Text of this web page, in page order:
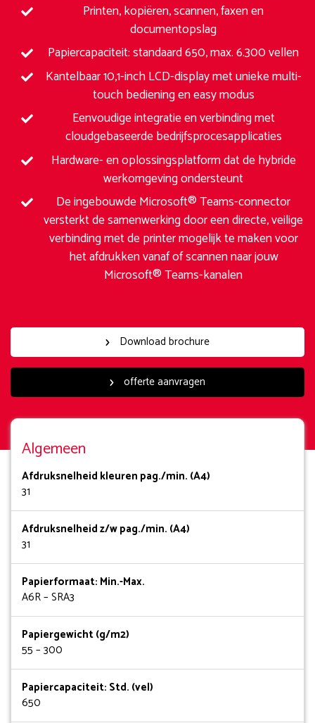
Printen, kopiëren, scannen, faxen en
documentopslag
Papiercapaciteit: standaard 650, max. 6.300 vellen
Kantelbaar 10,1-inch LCD-display met unieke multi-
touch bediening en easy modus
Eenvoudige integratie en verbinding met
cloudgebaseerde bedrijfsprocesapplicaties
Hardware- en oplossingsplatform dat de hybride
werkomgeving ondersteunt
De ingebouwde Microsoft® Teams-connector
versterkt de samenwerking door een directe, veilige
verbinding met de printer mogelijk te maken voor
het afdrukken vanaf of scannen naar jouw
Microsoft® Teams-kanalen
Download brochure
offerte aanvragen
Algemeen
Afdruksnelheid kleuren pag./min. (A4)
31
Afdruksnelheid z/w pag./min. (A4)
31
Papierformaat: Min.-Max.
A6R – SRA3
Papiergewicht (g/m2)
55 – 300
Papiercapaciteit: Std. (vel)
650